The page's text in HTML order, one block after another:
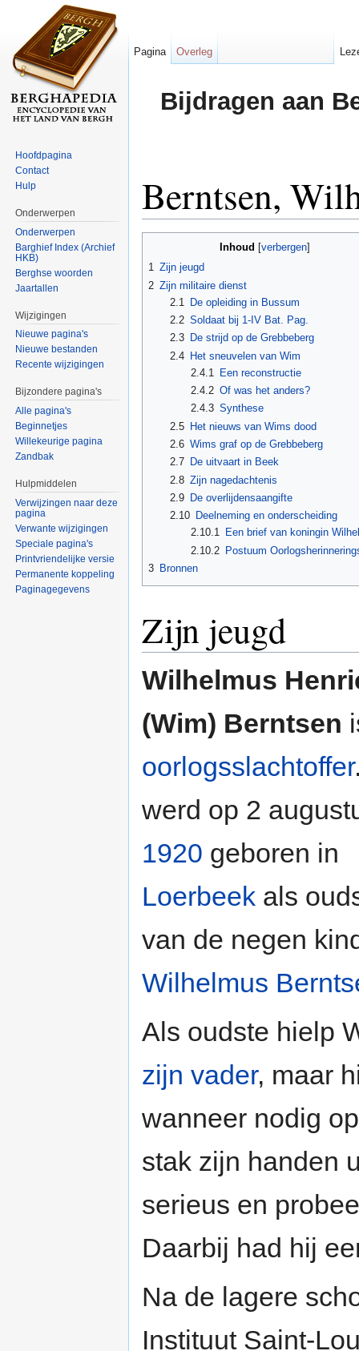
Bijdragen aan
Berntsen,
Inhoud [verbergen
1 Zijn jeugd
2 Zijn militaire dienst
2.1
De opleiding in Bussum
2.2 Soldaat bij 1-IV Bat. Pag.
2.3
De strijd op de Grebbeberg
2.4 Het sneuvelen van Wim
2.4.1
Een reconstructie
2.4.2 Of was het anders?
2.4.3 Synthese
2.5 Het nieuws van Wims dood
2.6 Wims graf op de Grebbeberg
2.7
De uitvaart in Beek
2.8 Zijn nagedachtenis
2.9
De overlijdensaangifte
2.10
Deelneming en onderscheiding
2.10.1 Een brief van koningin
2.10.2 Postuum
3 Bronnen
Zijn jeugd
Wilhelmus
(Wim) Berntsen
oorlogsslachtoffer
werd op 2
1920 geboren in
Loerbeek als
van de negen
Wilhelmus
Als oudste hielp
zijn vader, maar
wanneer nodig
stak zijn handen
serieus en
Daarbij had hij
Na de lagere
Instituut Saint-
Pagina Overleg
Hoofdpagina
Contact
Hulp
Onderwerpen
Onderwerpen
Barghief Index (Archief
HKB)
Berghse woorden
Jaartallen
Wijzigingen
Nieuwe pagina's
Nieuwe bestanden
Recente wijzigingen
Bijzondere pagina's
Alle pagina's
Beginnetjes
Willekeurige pagina
Zandbak
Hulpmiddelen
Verwijzingen naar deze
pagina
Verwante wijzigingen
Speciale pagina's
Printvriendelijke versie
Permanente koppeling
Paginagegevens